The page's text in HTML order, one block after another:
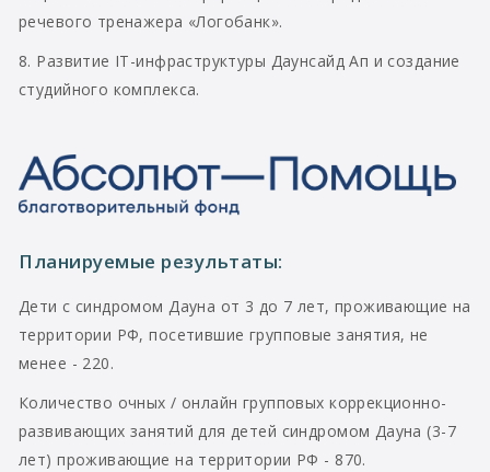
речевого тренажера «Логобанк».
8. Развитие IT-инфраструктуры Даунсайд Ап и создание
студийного комплекса.
Планируемые результаты:
Дети с синдромом Дауна от 3 до 7 лет, проживающие на
территории РФ, посетившие групповые занятия, не
менее - 220.
Количество очных / онлайн групповых коррекционно-
развивающих занятий для детей синдромом Дауна (3-7
лет) проживающие на территории РФ - 870.